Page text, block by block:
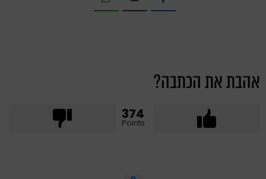
אהבת את הכתבה?
374
Points